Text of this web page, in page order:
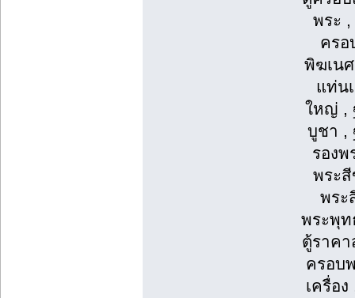
พระ
ครอ
พิฆเน
แท่น
ใหญ่ ,
บูชา ,
รองพ
พระ
พระ
พระพุท
ตู้ราค
ครอบ
เครื่อ